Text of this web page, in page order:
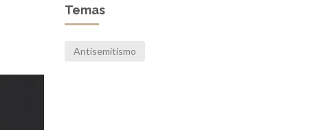
Temas
Antisemitismo